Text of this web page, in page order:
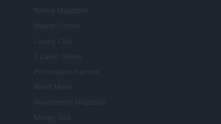
Nonne Magazine
Milano Cortina
Luxury Club
Il Calcio Online
Professione mamma
World Music
Investimenti Magazine
Money 365